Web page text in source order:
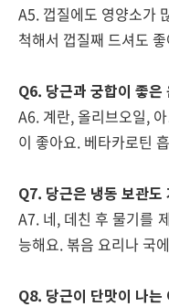
A5. 껍질에도 영양소가
척해서 껍질째 드셔도
Q6. 당근과 궁합이 좋은
A6. 계란, 올리브오일,
이 좋아요. 베타카로틴
Q7. 당근은 냉동 보관도
A7. 네, 데친 후 물기를
능해요. 볶음 요리나 국
Q8. 당근이 단맛이 나는